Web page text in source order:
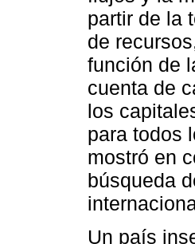
partir de la
de
función de
cuenta de
los
para todos
mostró en
búsqueda
Un país